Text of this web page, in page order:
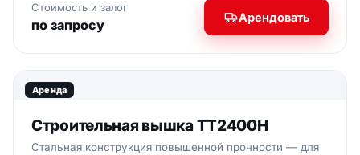
Стоимость и залог
по запросу Арендовать
Аренда
Строительная вышка ТТ2400Н
Стальная конструкция повышенной прочности — для